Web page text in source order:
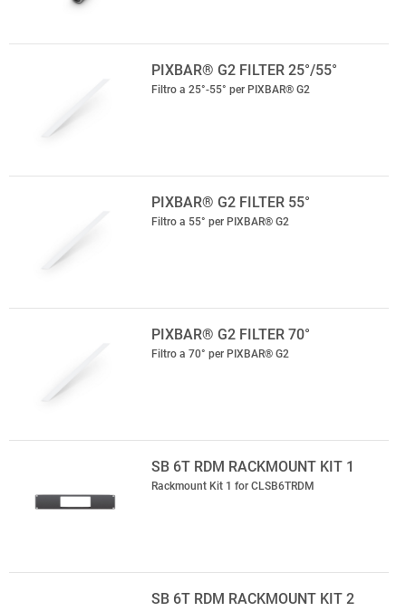
PIXBAR® G2 FILTER 25°/55°
Filtro a 25°-55° per PIXBAR® G2
PIXBAR® G2 FILTER 55°
Filtro a 55° per PIXBAR® G2
PIXBAR® G2 FILTER 70°
Filtro a 70° per PIXBAR® G2
SB 6T RDM RACKMOUNT KIT 1
Rackmount Kit 1 for CLSB6TRDM
SB 6T RDM RACKMOUNT KIT 2